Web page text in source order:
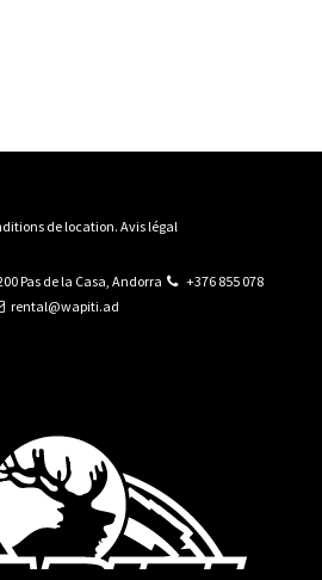
de location. Avis légal
Pas de la Casa, Andorra
+376 855 078
rental@wapiti.ad